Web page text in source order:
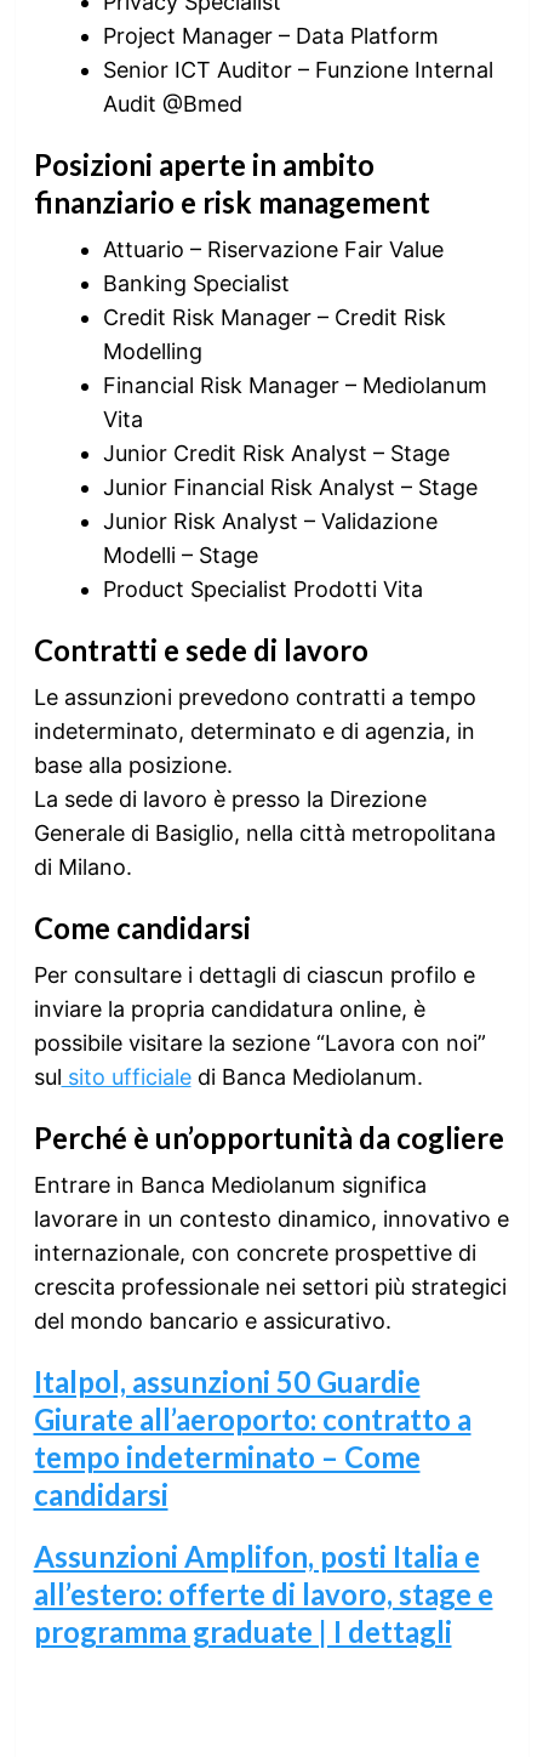
Project Manager – Data Platform
Senior ICT Auditor – Funzione Internal
Audit @Bmed
Posizioni aperte in ambito
finanziario e risk management
Attuario – Riservazione Fair Value
Banking Specialist
Credit Risk Manager – Credit Risk
Modelling
Financial Risk Manager – Mediolanum
Vita
Junior Credit Risk Analyst – Stage
Junior Financial Risk Analyst – Stage
Junior Risk Analyst – Validazione
Modelli – Stage
Product Specialist Prodotti Vita
Contratti e sede di lavoro
Le assunzioni prevedono contratti a tempo
indeterminato, determinato e di agenzia, in
base alla posizione.
La sede di lavoro è presso la Direzione
Generale di Basiglio, nella città metropolitana
di Milano.
Come candidarsi
Per consultare i dettagli di ciascun profilo e
inviare la propria candidatura online, è
possibile visitare la sezione “Lavora con noi”
sul sito ufficialedi Banca Mediolanum.
Perché è un’opportunità da cogliere
Entrare in Banca Mediolanum significa
lavorare in un contesto dinamico, innovativo e
internazionale, con concrete prospettive di
crescita professionale nei settori più strategici
del mondo bancario e assicurativo.
Italpol, assunzioni 50 Guardie
Giurate all’aeroporto: contratto a
tempo indeterminato – Come
candidarsi
Assunzioni Amplifon, posti Italia e
all’estero: offerte di lavoro, stage e
programma graduate | I dettagli